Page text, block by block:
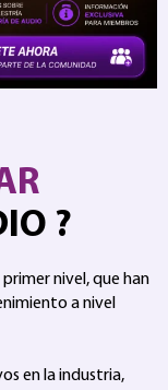
?
nivel, que han
a nivel
en la industria,